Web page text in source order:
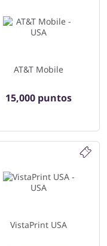
AT&T Mobile
15,000 puntos
VistaPrint USA